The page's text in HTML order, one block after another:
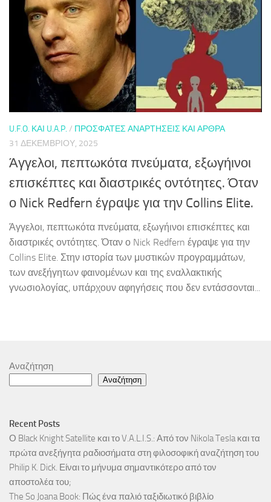
U.F.O. ΚΑΙ U.A.P. / ΠΡΌΣΦΑΤΕΣ ΑΝΑΡΤΉΣΕΙΣ ΚΑΙ ΆΡΘΡΑ
31 ΔΕΚΕΜΒΡΊΟΥ, 2025
Άγγελοι, πεπτωκότα πνεύματα, εξωγήινοι
επισκέπτες και διαστρικές οντότητες. Όταν
ο Nick Redfern έγραψε για την Collins Elite.
Άγγελοι, πεπτωκότα πνεύματα, εξωγήινοι επισκέπτες και
διαστρικές οντότητες. Όταν ο Nick Redfern έγραψε για την
Collins Elite. Στην ιστορία των μυστικών προγραμμάτων,
των ανεξήγητων φαινομένων και της εναλλακτικής
γνωσιολογίας, υπάρχουν αφηγήσεις που δεν εντάσσονται...
Αναζήτηση
Αναζήτηση
Recent Posts
Ο Black Knight Satellite και το V.A.L.I.S.: Από τον Nikola Tesla και τα
πρώτα ανεξήγητα ραδιοσήματα στη φιλοσοφική αναζήτηση του
Philip K. Dick. Είναι το μήνυμα σημαντικότερο από τον
αποστολέα του;
The So Joana Book: Πώς ένα παλιό ταξιδιωτικό βιβλίο